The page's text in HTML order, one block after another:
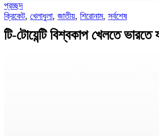
প্রচ্ছদ
ক্রিকেট, খেলাধুলা, জাতীয়, শিরোনাম, সর্বশেষ
‎টি-টোয়েন্টি বিশ্বকাপ খেলতে ভারতে